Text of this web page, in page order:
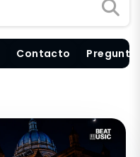
Contacto